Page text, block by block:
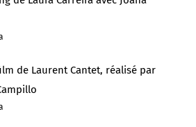
de Laurent Cantet, réalisé par